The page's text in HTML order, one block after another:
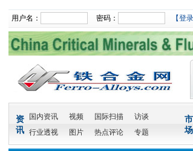
用户名： 密码： 【登录
资
讯
国内资讯 视频 国际扫描
访谈
行业透视
图片 热点评论 专题
市
场